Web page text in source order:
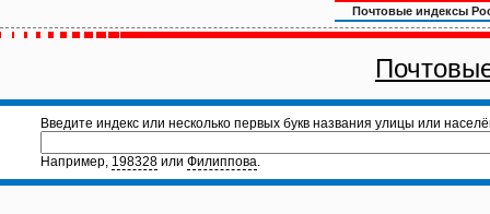
Почтовые индексы
Введите индекс или несколько первых букв названия улицы или
Например, 198328 или Филиппова.